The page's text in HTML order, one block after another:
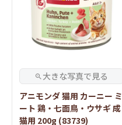
アニモンダ 猫用 カーニー ミ
ート 鶏・七面鳥・ウサギ 成
猫用 200g (83739)